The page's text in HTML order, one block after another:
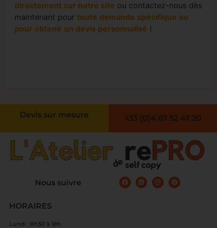
directement sur notre site ou contactez-nous dès
maintenant pour toute demande spécifique ou
pour obtenir un devis personnalisé !
Devis sur mesure +33 (0)4 67 52 47 20
Nous suivre
HORAIRES
Lundi : 8h30 à 18h